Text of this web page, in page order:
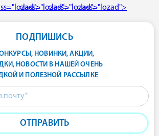
class="lozad">class="lozad">class="lozad">
ПОДПИШИСЬ
НОВИНКИ, АКЦИИ,
НОВОСТИ В НАШЕЙ ОЧЕНЬ
И ПОЛЕЗНОЙ РАССЫЛКЕ
ОТПРАВИТЬ